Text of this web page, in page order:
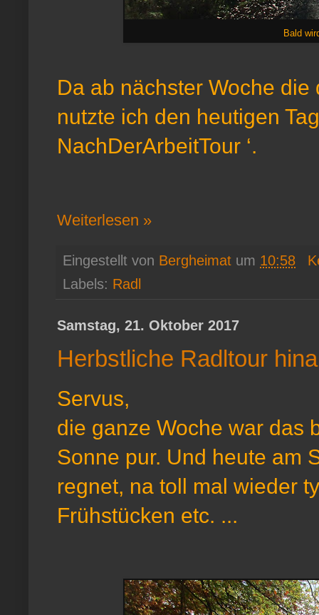
Bald
Da ab nächster Woche
nutzte ich den heutigen
NachDerArbeitTour ‘.
Weiterlesen »
Eingestellt von Bergheimat um 10:58
Labels: Radl
Samstag, 21. Oktober 2017
Herbstliche Radltour
Servus,
die ganze Woche war das
Sonne pur. Und heute am
regnet, na toll mal wieder
Frühstücken etc. ...